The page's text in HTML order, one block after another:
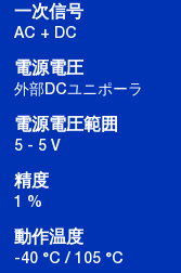
一次信号
AC + DC
電源電圧
外部DCユニポーラ
電源電圧範囲
5 - 5 V
精度
1 %
動作温度
-40 °C / 105 °C